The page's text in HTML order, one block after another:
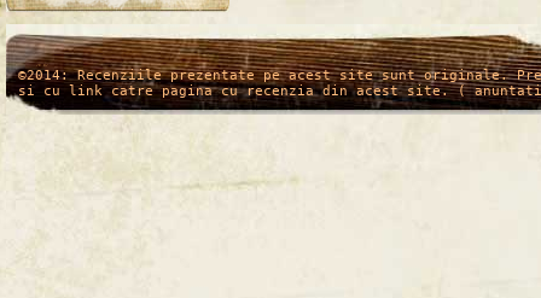
/* */
©2014: Recenziile prezentate pe acest site sunt originale.
si cu link catre pagina cu recenzia din acest site. (